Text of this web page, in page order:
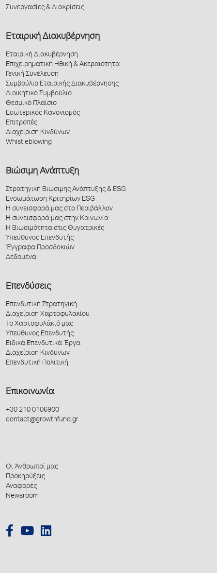
Συνεργασίες & Διακρίσεις
Εταιρική Διακυβέρνηση
Εταιρική Διακυβέρνηση
Επιχειρηματική Ηθική & Ακεραιότητα
Γενική Συνέλευση
Συμβούλιο Εταιρικής Διακυβέρνησης
Διοικητικό Συμβούλιο
Θεσμικό Πλαίσιο
Εσωτερικός Κανονισμός
Επιτροπές
Διαχείριση Κινδύνων
Whistleblowing
Βιώσιμη Ανάπτυξη
Στρατηγική Βιώσιμης Ανάπτυξης & ESG
Ενσωμάτωση Κριτηρίων ESG
Η συνεισφορά μας στο Περιβάλλον
Η συνεισφορά μας στην Κοινωνία
Η Βιωσιμότητα στις Θυγατρικές
Υπεύθυνος Επενδυτής
Έγγραφα Προσδοκιών
Δεδομένα
Επενδύσεις
Επενδυτική Στρατηγική
Διαχείριση Χαρτοφυλακίου
Το Χαρτοφυλάκιό μας
Υπεύθυνος Επενδυτής
Ειδικά Επενδυτικά Έργα
Διαχείριση Κινδύνων
Επενδυτική Πολιτική
Επικοινωνία
+30 210 0106900
contact@growthfund.gr
Οι Άνθρωποί μας
Προκηρύξεις
Αναφορές
Newsroom